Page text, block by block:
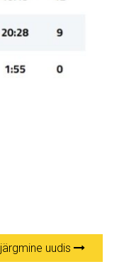
järgmine uudis